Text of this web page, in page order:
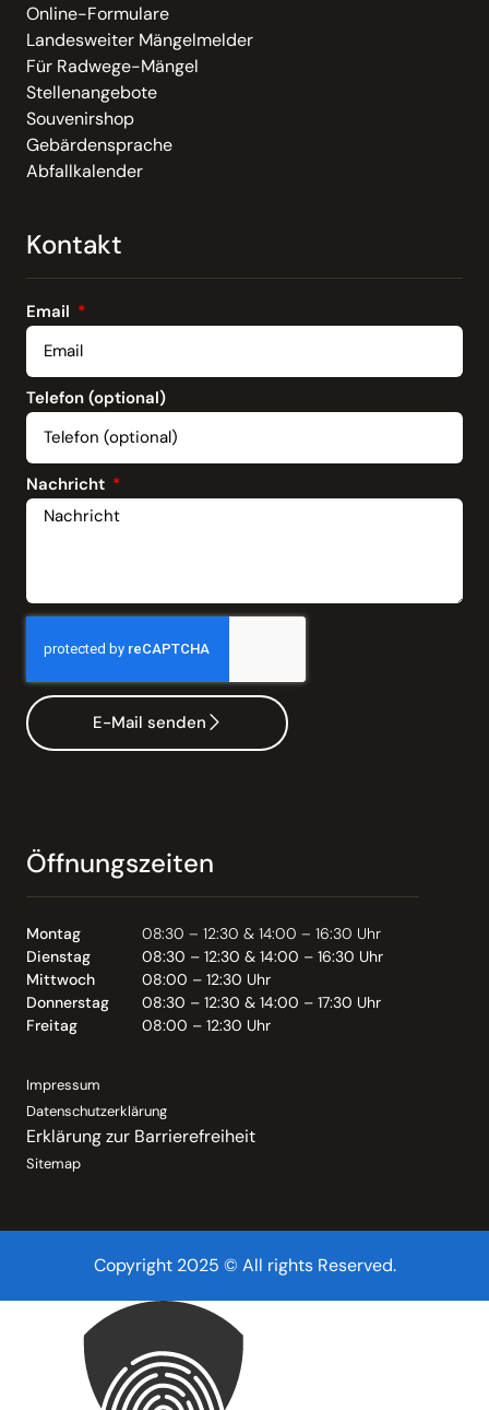
Online-Formulare
Landesweiter Mängelmelder
Für Radwege-Mängel
Stellenangebote
Souvenirshop
Gebärdensprache
Abfallkalender
Kontakt
Email
Telefon (optional)
Nachricht
E-Mail senden
Öffnungszeiten
Montag
08:30 – 12:30 & 14:00 – 16:30 Uhr
Dienstag
08:30 – 12:30 & 14:00 – 16:30 Uhr
Mittwoch
08:00 – 12:30 Uhr
Donnerstag
08:30 – 12:30 & 14:00 – 17:30 Uhr
Freitag
08:00 – 12:30 Uhr
Impressum
Datenschutzerklärung
Erklärung zur Barrierefreiheit
Sitemap
Copyright 2025 © All rights Reserved.